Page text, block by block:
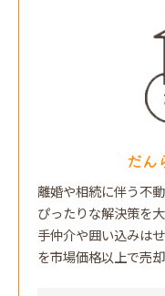
だん
離婚や相続に伴う不
ぴったりな解決策を
手仲介や囲い込みは
を市場価格以上で売